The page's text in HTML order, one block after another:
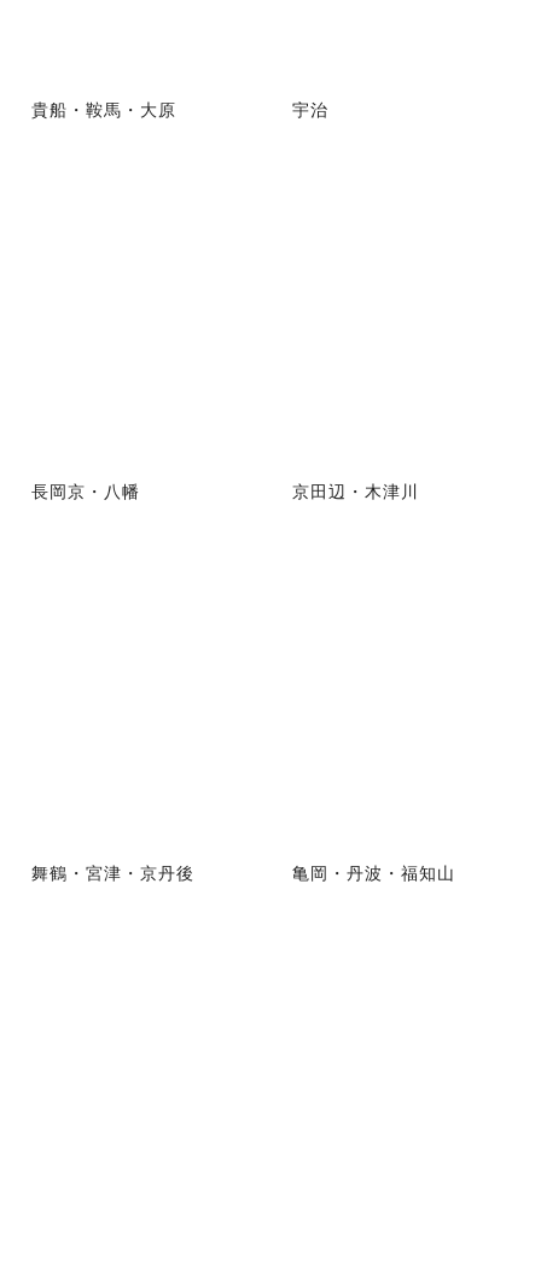
貴船・鞍馬・大原 宇治
長岡京・八幡 京田辺・木津川
舞鶴・宮津・京丹後 亀岡・丹波・福知山